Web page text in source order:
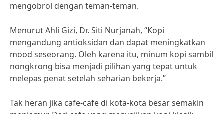
mengobrol dengan teman-teman.
Menurut Ahli Gizi, Dr. Siti Nurjanah, “Kopi
mengandung antioksidan dan dapat meningkatkan
mood seseorang. Oleh karena itu, minum kopi sambil
nongkrong bisa menjadi pilihan yang tepat untuk
melepas penat setelah seharian bekerja.”
Tak heran jika cafe-cafe di kota-kota besar semakin